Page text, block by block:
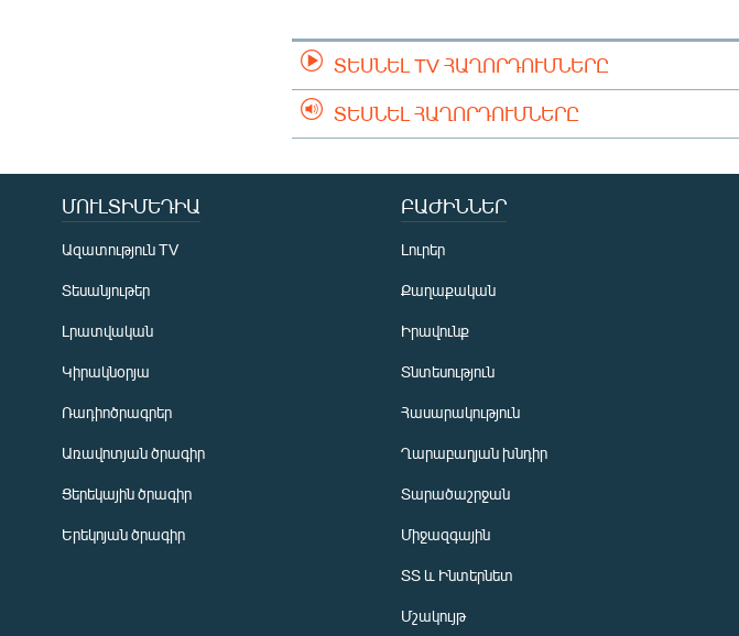
ՏԵՍՆԵԼ TV ՀԱՂՈՐԴՈՒՄՆԵՐԸ
ՏԵՍՆԵԼ ՀԱՂՈՐԴՈՒՄՆԵՐԸ
ՄՈՒԼՏԻՄԵԴԻԱ
Ազատություն TV
Տեսանյութեր
Լրատվական
Կիրակնօրյա
Ռադիոծրագրեր
Առավոտյան ծրագիր
Ցերեկային ծրագիր
Երեկոյան ծրագիր
ԲԱԺԻՆՆԵՐ
Լուրեր
Քաղաքական
Իրավունք
Տնտեսություն
Հասարակություն
Ղարաբաղյան խնդիր
Տարածաշրջան
Միջազգային
ՏՏ և Ինտերնետ
Մշակույթ